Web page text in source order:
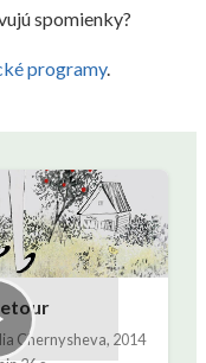
spomienky?
programy.
Chernysheva, 2014